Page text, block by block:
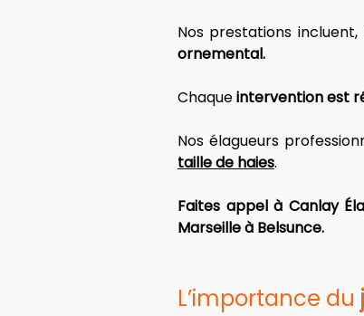
Nos prestations
ornemental.
Chaque intervention est
Nos élagueurs
taille de haies.
Faites appel à Canlay
Marseille à Belsunce.
L’importance du